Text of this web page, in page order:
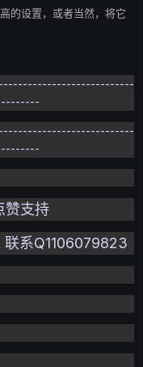
的设置，或者当然，将它
赞支持
联系Q1106079823